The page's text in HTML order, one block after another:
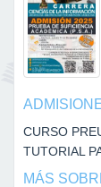
CURSO
TUTORIAL
MÁS